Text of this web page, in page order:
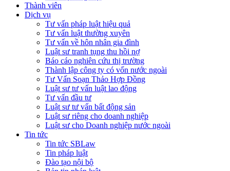
Thành viên
Dịch vụ
Tư vấn pháp luật hiệu quả
Tư vấn luật thường xuyên
Tư vấn về hôn nhân gia đình
Luật sư tranh tụng thu hồi nợ
Báo cáo nghiên cứu thị trường
Thành lập công ty có vốn nước ngoài
Tư Vấn Soạn Thảo Hợp Đồng
Luật sư tư vấn luật lao động
Tư vấn đầu tư
Luật sư tư vấn bất động sản
Luật sư riêng cho doanh nghiệp
Luật sư cho Doanh nghiệp nước ngoài
Tin tức
Tin tức SBLaw
Tin pháp luật
Đào tạo nội bộ